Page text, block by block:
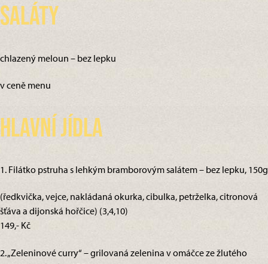
Saláty
chlazený meloun – bez lepku
v ceně menu
Hlavní jídla
1. Filátko pstruha s lehkým bramborovým salátem – bez lepku, 150g
(ředkvička, vejce, nakládaná okurka, cibulka, petrželka, citronová
šťáva a dijonská hořčice) (3,4,10)
149,- Kč
2. „Zeleninové curry“ – grilovaná zelenina v omáčce ze žlutého